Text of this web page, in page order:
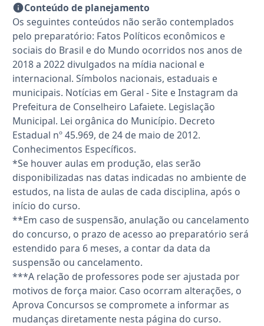
Conteúdo de planejamento
Os seguintes conteúdos não serão contemplados
pelo preparatório: Fatos Políticos econômicos e
sociais do Brasil e do Mundo ocorridos nos anos de
2018 a 2022 divulgados na mídia nacional e
internacional. Símbolos nacionais, estaduais e
municipais. Notícias em Geral - Site e Instagram da
Prefeitura de Conselheiro Lafaiete. Legislação
Municipal. Lei orgânica do Município. Decreto
Estadual nº 45.969, de 24 de maio de 2012.
Conhecimentos Específicos.
*Se houver aulas em produção, elas serão
disponibilizadas nas datas indicadas no ambiente de
estudos, na lista de aulas de cada disciplina, após o
início do curso.
**Em caso de suspensão, anulação ou cancelamento
do concurso, o prazo de acesso ao preparatório será
estendido para 6 meses, a contar da data da
suspensão ou cancelamento.
***A relação de professores pode ser ajustada por
motivos de força maior. Caso ocorram alterações, o
Aprova Concursos se compromete a informar as
mudanças diretamente nesta página do curso.